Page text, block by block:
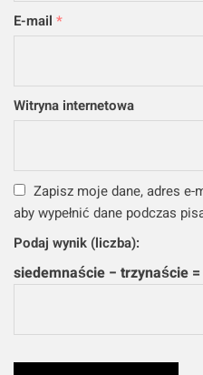
E-mail *
Witryna internetowa
Zapisz moje dane, adres
aby wypełnić dane podczas
Podaj wynik (liczba):
siedemnaście − trzynaście =